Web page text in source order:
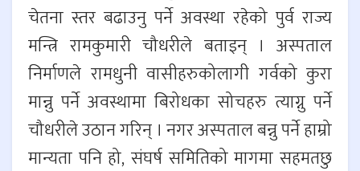
चेतना स्तर बढाउनु पर्ने अवस्था रहेको पुर्व राज्य
मन्त्रि रामकुमारी चौधरीले बताइन् । अस्पताल
निर्माणले रामधुनी वासीहरुकोलागी गर्वको कुरा
मान्नु पर्ने अवस्थामा बिरोधका सोचहरु त्याग्नु पर्ने
चौधरीले उठान गरिन् । नगर अस्पताल बन्नु पर्ने हाम्रो
मान्यता पनि हो, संघर्ष समितिको मागमा सहमतछु